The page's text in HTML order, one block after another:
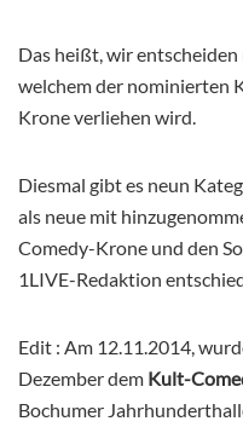
Das heißt, wir
welchem der nominierten
Krone verliehen wird.
Diesmal gibt es neun
als neue mit
Comedy-Krone und den
1LIVE-Redaktion
Edit : Am 12.11.2014,
Dezember dem Kult-
Bochumer